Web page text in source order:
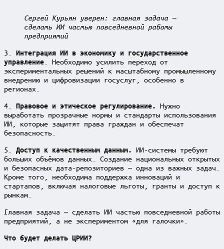
Сергей Курьян уверен: главная задача —
сделать ИИ частью повседневной работы
предприятий
3. Интеграция ИИ в экономику и государственное
управление . Необходимо усилить переход от
экспериментальных решений к масштабному промышленному
внедрению и цифровизации госуслуг, особенно в
регионах.
4. Правовое и этическое регулирование. Нужно
выработать прозрачные нормы и стандарты использования
ИИ, которые защитят права граждан и обеспечат
безопасность.
5. Доступ к качественным данным. ИИ-системы требуют
больших объёмов данных. Создание национальных открытых
и безопасных дата-репозиториев — одна из важных задач.
Кроме того, необходима поддержка инноваций и
стартапов, включая налоговые льготы, гранты и доступ к
рынкам.
Главная задача — сделать ИИ частью повседневной работы
предприятий, а не экспериментом «для галочки».
Что будет делать ЦРИИ?